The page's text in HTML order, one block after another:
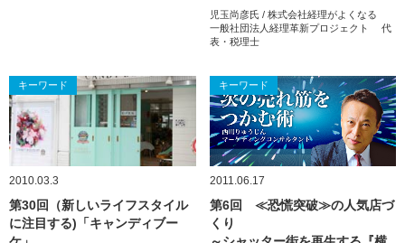
児玉尚彦氏 / 株式会社経理がよくなる
一般社団法人経理革新プロジェクト 代
表・税理士
キーワード
2010.03.3
第30回（新しいライフスタイル
に注目する)「キャンディブー
キーワード
2011.06.17
第6回 ≪恐慌突破≫の人気店づ
くり